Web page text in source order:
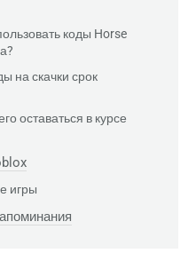
коды Horse
на скачки срок
оставаться в курсе
игры